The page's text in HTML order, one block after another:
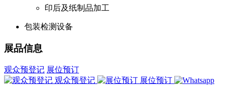
印后及纸制品加工
包装检测设备
展品信息
观众预登记 展位预订
观众预登记
展位预订